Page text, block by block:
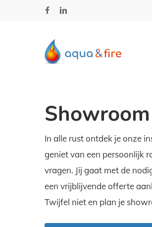
Showroom
In alle rust ontdek je onze
geniet van een persoonlijk
vragen. Jij gaat met de
een vrijblijvende offerte
Twijfel niet en plan je